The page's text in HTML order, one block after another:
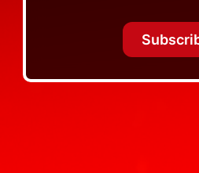
TV non visibili da